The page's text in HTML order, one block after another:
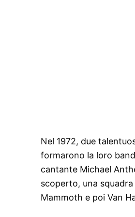
Nel 1972, due
formarono la loro
cantante Michael
scoperto, una
Mammoth e poi Van